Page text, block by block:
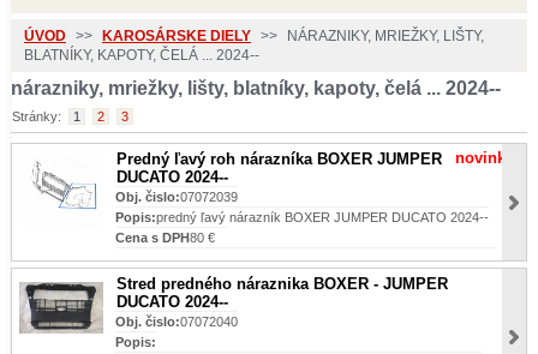
ÚVOD >> KAROSÁRSKE DIELY >>
NÁRAZNIKY, MRIEŽKY, LIŠTY,
BLATNÍKY, KAPOTY, ČELÁ ... 2024--
nárazniky, mriežky, lišty, blatníky, kapoty, čelá ... 2024--
Stránky: 1 2 3
Predný ľavý roh nárazníka BOXER JUMPER
DUCATO 2024--
novinka
Obj. čislo:07072039
Popis:predný ľavý nárazník BOXER JUMPER DUCATO 2024--
Cena s DPH80 €
Stred predného náraznika BOXER - JUMPER
DUCATO 2024--
Obj. čislo:07072040
Popis: